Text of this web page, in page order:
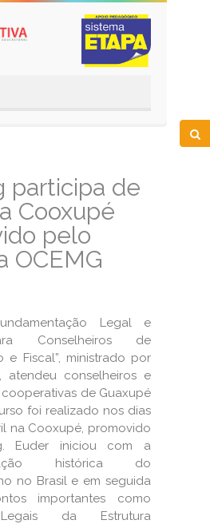
participa de
Cooxupé
pelo
OCEMG
Legal e
Conselheiros de
e Fiscal”, ministrado por
atendeu conselheiros e
de Guaxupé
foi realizado nos dias
na Cooxupé, promovido
Euder iniciou com a
histórica do
no Brasil e em seguida
importantes como
da Estrutura